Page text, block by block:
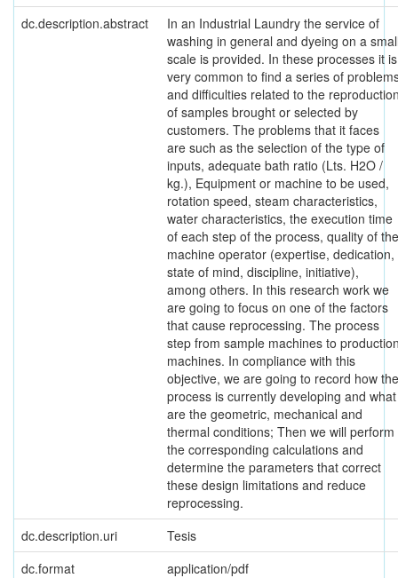
dc.description.abstract
In an Industrial Laundry the service of
washing in general and dyeing on a
scale is provided. In these processes it is
very common to find a series of
and difficulties related to the
of samples brought or selected by
customers. The problems that it faces
are such as the selection of the type of
inputs, adequate bath ratio (Lts. H2O /
kg.), Equipment or machine to be used,
rotation speed, steam characteristics,
water characteristics, the execution time
of each step of the process, quality of the
machine operator (expertise, dedication,
state of mind, discipline, initiative),
among others. In this research work we
are going to focus on one of the factors
that cause reprocessing. The process
step from sample machines to
machines. In compliance with this
objective, we are going to record how the
process is currently developing and what
are the geometric, mechanical and
thermal conditions; Then we will perform
the corresponding calculations and
determine the parameters that correct
these design limitations and reduce
reprocessing.
dc.description.uri
Tesis
dc.format
application/pdf